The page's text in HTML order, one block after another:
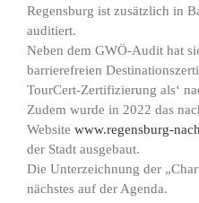
Regensburg ist zusätzlich in
auditiert.
Neben dem GWÖ-Audit hat
barrierefreien
TourCert-Zertifizierung als‘
Zudem wurde in 2022 das
Website www.regensburg-
der Stadt ausgebaut.
Die Unterzeichnung der
nächstes auf der Agenda.